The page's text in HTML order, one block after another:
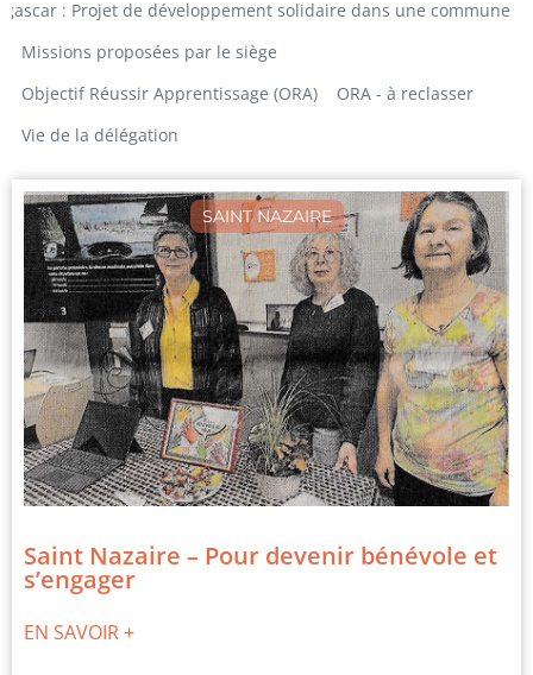
: Projet de développement solidaire dans une commune
Missions proposées par le siège
Objectif Réussir Apprentissage (ORA)
ORA - à reclasser
Vie de la délégation
SAINT NAZAIRE
Saint Nazaire – Pour devenir bénévole et
s’engager
EN SAVOIR +